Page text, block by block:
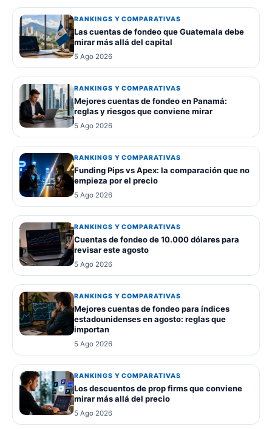
RANKINGS Y COMPARATIVAS
Las cuentas de fondeo que Guatemala debe
mirar más allá del capital
5 Ago 2026
RANKINGS Y COMPARATIVAS
Mejores cuentas de fondeo en Panamá:
reglas y riesgos que conviene mirar
5 Ago 2026
RANKINGS Y COMPARATIVAS
Funding Pips vs Apex: la comparación que no
empieza por el precio
5 Ago 2026
RANKINGS Y COMPARATIVAS
Cuentas de fondeo de 10.000 dólares para
revisar este agosto
5 Ago 2026
RANKINGS Y COMPARATIVAS
Mejores cuentas de fondeo para índices
estadounidenses en agosto: reglas que
importan
5 Ago 2026
RANKINGS Y COMPARATIVAS
Los descuentos de prop firms que conviene
mirar más allá del precio
5 Ago 2026